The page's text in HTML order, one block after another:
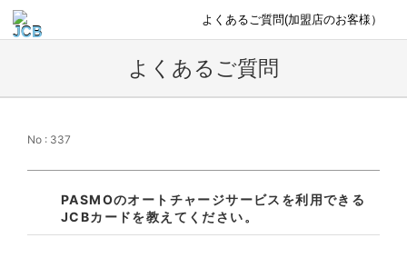
よくあるご質問(加盟店のお客様）
よくあるご質問
No : 337
PASMOのオートチャージサービスを利用できる
JCBカードを教えてください。